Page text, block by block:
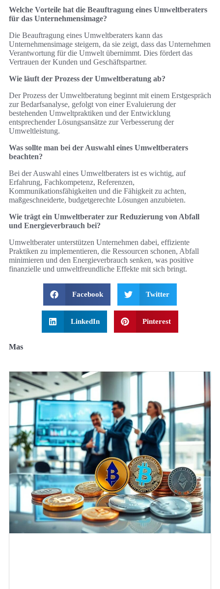
Welche Vorteile hat die Beauftragung eines Umweltberaters
für das Unternehmensimage?
Die Beauftragung eines Umweltberaters kann das
Unternehmensimage steigern, da sie zeigt, dass das Unternehmen
Verantwortung für die Umwelt übernimmt. Dies fördert das
Vertrauen der Kunden und Geschäftspartner.
Wie läuft der Prozess der Umweltberatung ab?
Der Prozess der Umweltberatung beginnt mit einem Erstgespräch
zur Bedarfsanalyse, gefolgt von einer Evaluierung der
bestehenden Umweltpraktiken und der Entwicklung
entsprechender Lösungsansätze zur Verbesserung der
Umweltleistung.
Was sollte man bei der Auswahl eines Umweltberaters
beachten?
Bei der Auswahl eines Umweltberaters ist es wichtig, auf
Erfahrung, Fachkompetenz, Referenzen,
Kommunikationsfähigkeiten und die Fähigkeit zu achten,
maßgeschneiderte, budgetgerechte Lösungen anzubieten.
Wie trägt ein Umweltberater zur Reduzierung von Abfall
und Energieverbrauch bei?
Umweltberater unterstützen Unternehmen dabei, effiziente
Praktiken zu implementieren, die Ressourcen schonen, Abfall
minimieren und den Energieverbrauch senken, was positive
finanzielle und umweltfreundliche Effekte mit sich bringt.
Facebook Twitter
LinkedIn Pinterest
Mas